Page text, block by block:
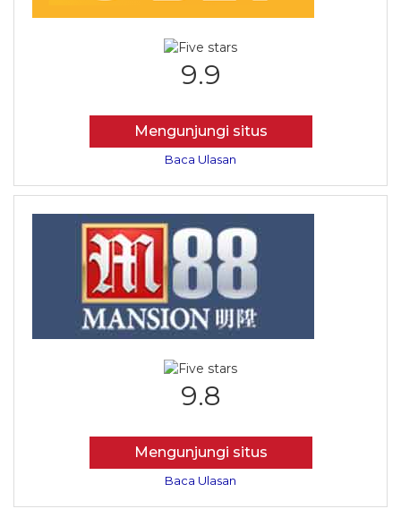
9.9
Mengunjungi situs
Baca Ulasan
9.8
Mengunjungi situs
Baca Ulasan